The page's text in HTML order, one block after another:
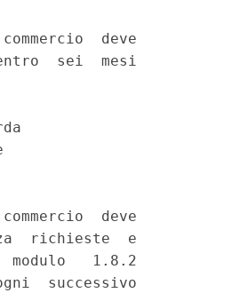
deve
sei  mesi
deve
richieste  e
1.8.2
successivo